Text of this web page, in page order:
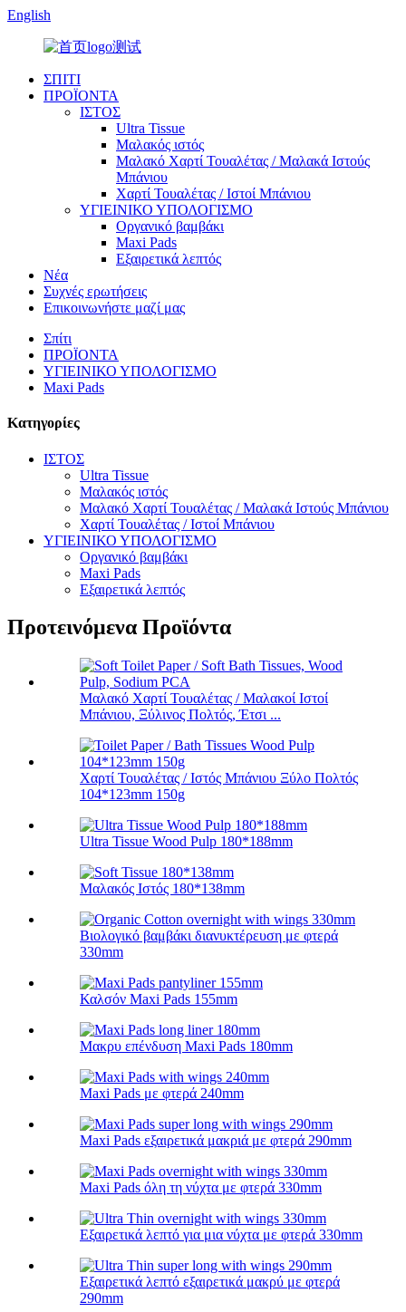
English
ΣΠΙΤΙ
ΠΡΟΪΟΝΤΑ
ΙΣΤΟΣ
Ultra Tissue
Μαλακός ιστός
Μαλακό Χαρτί Τουαλέτας / Μαλακά Ιστούς
Μπάνιου
Χαρτί Τουαλέτας / Ιστοί Μπάνιου
ΥΓΙΕΙΝΙΚΟ ΥΠΟΛΟΓΙΣΜΟ
Οργανικό βαμβάκι
Maxi Pads
Εξαιρετικά λεπτός
Νέα
Συχνές ερωτήσεις
Επικοινωνήστε μαζί μας
Σπίτι
ΠΡΟΪΟΝΤΑ
ΥΓΙΕΙΝΙΚΟ ΥΠΟΛΟΓΙΣΜΟ
Maxi Pads
Κατηγορίες
ΙΣΤΟΣ
Ultra Tissue
Μαλακός ιστός
Μαλακό Χαρτί Τουαλέτας / Μαλακά Ιστούς Μπάνιου
Χαρτί Τουαλέτας / Ιστοί Μπάνιου
ΥΓΙΕΙΝΙΚΟ ΥΠΟΛΟΓΙΣΜΟ
Οργανικό βαμβάκι
Maxi Pads
Εξαιρετικά λεπτός
Προτεινόμενα Προϊόντα
Μαλακό Χαρτί Τουαλέτας / Μαλακοί Ιστοί
Μπάνιου, Ξύλινος Πολτός, Έτσι ...
Χαρτί Τουαλέτας / Ιστός Μπάνιου Ξύλο Πολτός
104*123mm 150g
Ultra Tissue Wood Pulp 180*188mm
Μαλακός Ιστός 180*138mm
Βιολογικό βαμβάκι διανυκτέρευση με φτερά
330mm
Καλσόν Maxi Pads 155mm
Μακρυ επένδυση Maxi Pads 180mm
Maxi Pads με φτερά 240mm
Maxi Pads εξαιρετικά μακριά με φτερά 290mm
Maxi Pads όλη τη νύχτα με φτερά 330mm
Εξαιρετικά λεπτό για μια νύχτα με φτερά 330mm
Εξαιρετικά λεπτό εξαιρετικά μακρύ με φτερά
290mm